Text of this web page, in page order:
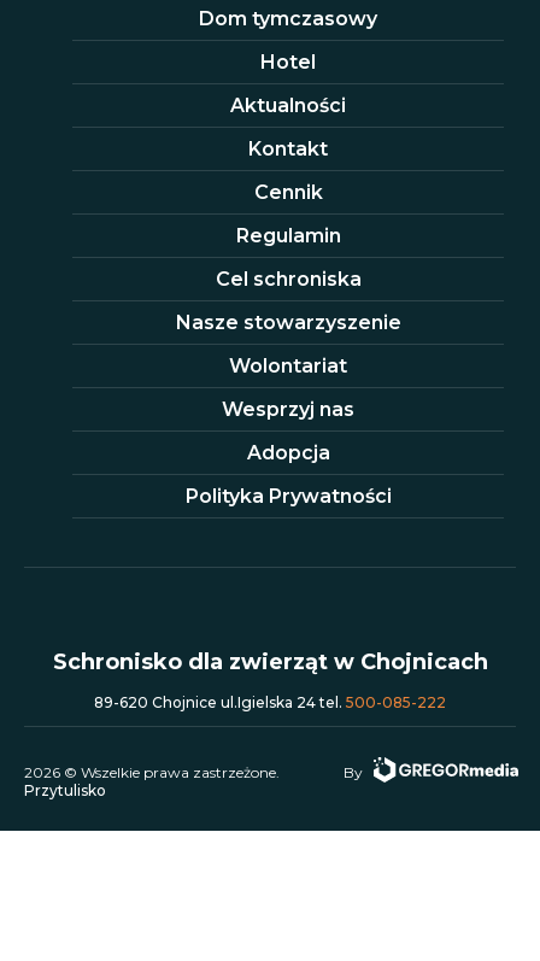
Dom tymczasowy
Hotel
Aktualności
Kontakt
Cennik
Regulamin
Cel schroniska
Nasze stowarzyszenie
Wolontariat
Wesprzyj nas
Adopcja
Polityka Prywatności
Schronisko dla zwierząt w Chojnicach
89-620 Chojnice ul.Igielska 24 tel. 500-085-222
2026 © Wszelkie prawa zastrzeżone.
Przytulisko
By